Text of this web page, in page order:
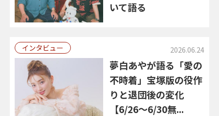
いて語る
インタビュー 2026.06.24
夢白あやが語る「愛の
不時着」宝塚版の役作
りと退団後の変化
【6/26～6/30無...